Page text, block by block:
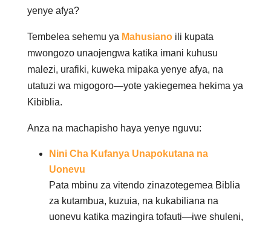
yenye afya?
Tembelea sehemu ya Mahusiano ili kupata
mwongozo unaojengwa katika imani kuhusu
malezi, urafiki, kuweka mipaka yenye afya, na
utatuzi wa migogoro—yote yakiegemea hekima ya
Kibiblia.
Anza na machapisho haya yenye nguvu:
Nini Cha Kufanya Unapokutana na
Uonevu
Pata mbinu za vitendo zinazotegemea Biblia
za kutambua, kuzuia, na kukabiliana na
uonevu katika mazingira tofauti—iwe shuleni,